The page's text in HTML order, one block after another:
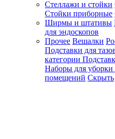
Стеллажи и стойки
Стойки приборные
Ширмы и штативы
для эндоскопов
Прочее Вешалки
Подставки для
категории
Наборы для уборки
помещений Скрыть